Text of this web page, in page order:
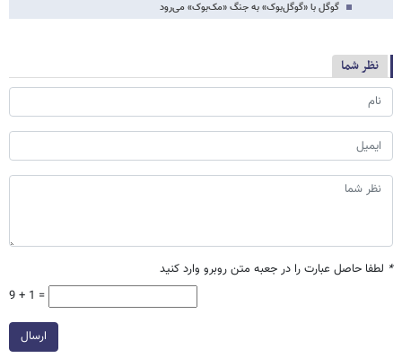
گوگل با «گوگل‌بوک» به جنگ «مک‌بوک» می‌رود
نظر شما
* لطفا حاصل عبارت را در جعبه متن روبرو وارد کنید
9 + 1 =
ارسال